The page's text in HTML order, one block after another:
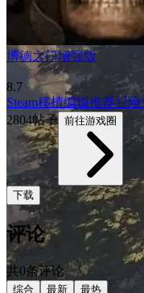
博德之门增强版
8.7
Steam移植编辑推荐冒险
2804帖子 前往游戏圈
下载
评论
共0条评论
综合 最新 最热